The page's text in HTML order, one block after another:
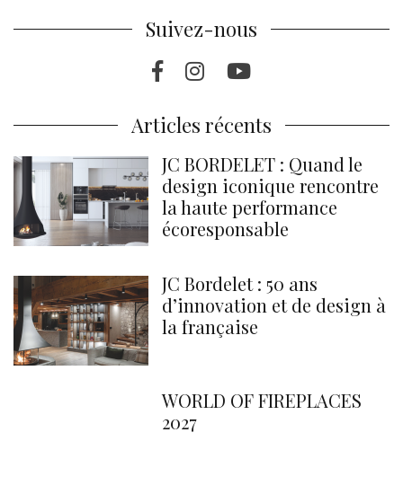
Suivez-nous
Facebook
Instragram
Youtube
Articles récents
JC BORDELET : Quand le
design iconique rencontre
la haute performance
écoresponsable
JC Bordelet : 50 ans
d’innovation et de design à
la française
WORLD OF FIREPLACES
2027